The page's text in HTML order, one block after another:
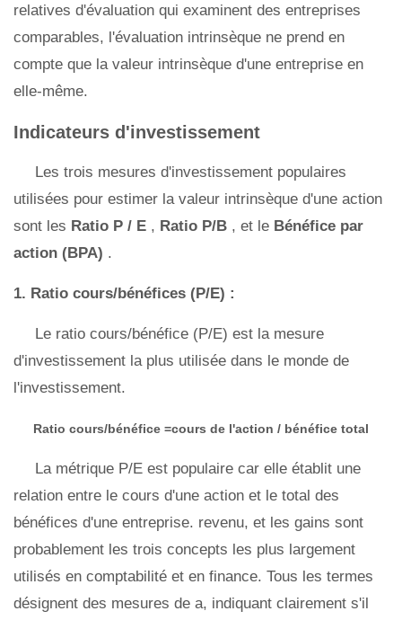
relatives d'évaluation qui examinent des entreprises
comparables, l'évaluation intrinsèque ne prend en
compte que la valeur intrinsèque d'une entreprise en
elle-même.
Indicateurs d'investissement
Les trois mesures d'investissement populaires
utilisées pour estimer la valeur intrinsèque d'une action
sont les Ratio P / E , Ratio P/B , et le Bénéfice par
action (BPA) .
1. Ratio cours/bénéfices (P/E) :
Le ratio cours/bénéfice (P/E) est la mesure
d'investissement la plus utilisée dans le monde de
l'investissement.
Ratio cours/bénéfice =cours de l'action / bénéfice total
La métrique P/E est populaire car elle établit une
relation entre le cours d'une action et le total des
bénéfices d'une entreprise. revenu, et les gains sont
probablement les trois concepts les plus largement
utilisés en comptabilité et en finance. Tous les termes
désignent des mesures de a, indiquant clairement s'il